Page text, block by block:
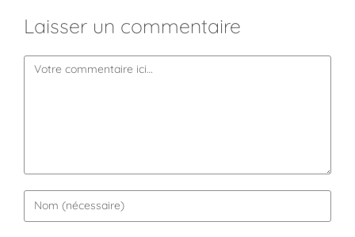
Laisser un commentaire